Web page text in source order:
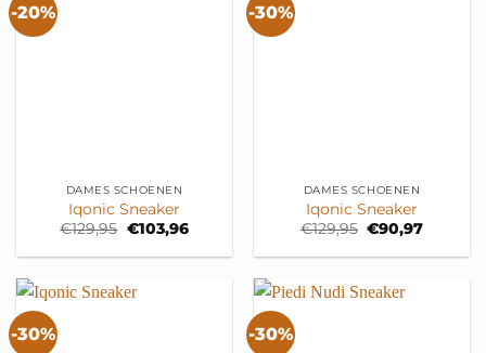
-20%
DAMES SCHOENEN
Iqonic Sneaker
€129,95 Oorspronkelijke
was:
€103,96Huidige
is:
-30%
DAMES SCHOENEN
Iqonic Sneaker
€129,95 Oorspronkelijke
was:
€90,97Huidige
is:
-30% -30%